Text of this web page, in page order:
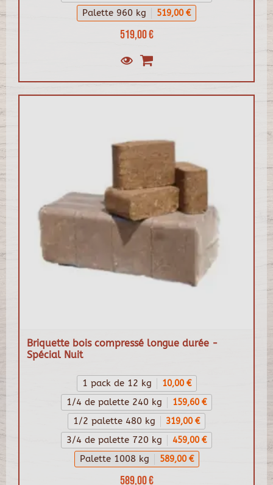
519,00 €
Palette 960 kg 519,00 €
Briquette bois compressé longue durée -
Spécial Nuit
589,00 €
1 pack de 12 kg 10,00 €
1/4 de palette 240 kg 159,60 €
1/2 palette 480 kg 319,00 €
3/4 de palette 720 kg 459,00 €
Palette 1008 kg 589,00 €